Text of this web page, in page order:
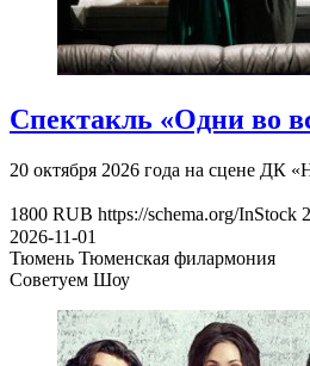
Спектакль «Одни во
20 октября 2026 года на сцене ДК
1800 RUB https://schema.org/InStock
2026-11-01
Тюмень Тюменская филармония
Советуем Шоу